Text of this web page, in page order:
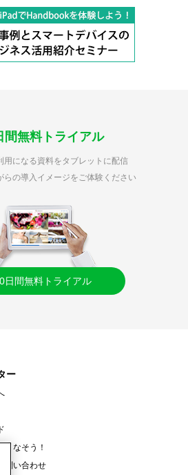
間無料トライアル
用になる資料をタブレットに配信
らの導入イメージをご体験ください
日間無料トライアル
ー
こなそう！
問い合わせ